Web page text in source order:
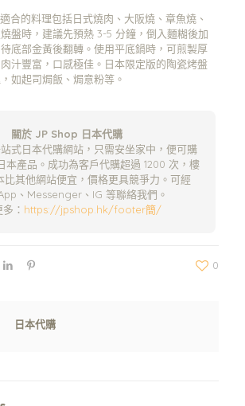
合的料理包括日式燒肉、大阪燒、章魚燒、
盤時，建議先預熱 3-5 分鐘，倒入麵糊後加
底部金黃後翻轉。使用平底鍋時，可煎製厚
汁豐富，口感極佳。日本限定版的陶瓷烤盤
如起司焗飯、焗意粉等。
關於 JP Shop 日本代購
式日本代購網站，只需安坐家中，便可購
本產品。成功為客戶代購超過 1200 次，樓
比其他網站便宜，價格更具競爭力。可經
、Messenger、IG 等聯絡我們。
： https://jpshop.hk/footer簡/
0
日本代購